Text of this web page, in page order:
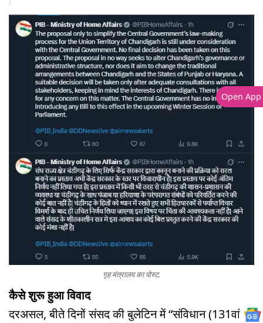
गृह मंत्रालय का पोस्ट.
कैसे शुरू हुआ विवाद
दरअसल, बीते दिनों संसद की बुलेटिन में “संविधान (131वां
Open App